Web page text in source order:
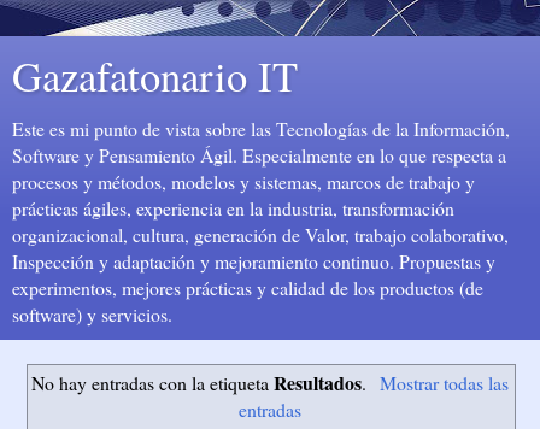
Gazafatonario IT
Este es mi punto de vista sobre las Tecnologías de la Información,
Software y Pensamiento Ágil. Especialmente en lo que respecta a
procesos y métodos, modelos y sistemas, marcos de trabajo y
prácticas ágiles, experiencia en la industria, transformación
organizacional, cultura, generación de Valor, trabajo colaborativo,
Inspección y adaptación y mejoramiento continuo. Propuestas y
experimentos, mejores prácticas y calidad de los productos (de
software) y servicios.
No hay entradas con la etiquetaResultados. Mostrar todas las
entradas